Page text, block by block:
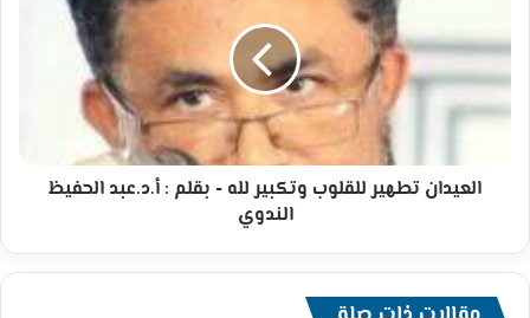
وتكبير
لله
-
بقلم
الحفيظالعيدان تطهير للقلوب وتكبير لله - بقلم : أ.د.عبد الحفيظ
الندوي